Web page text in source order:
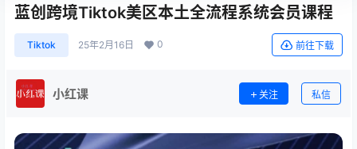
蓝创跨境Tiktok美区本土全流程系统会员课程
Tiktok 25年2月16日 0 前往下载
小红课 关注 私信